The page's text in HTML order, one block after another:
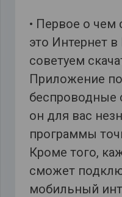
• Первое о чем
это Интернет
советуем
Приложение
беспроводные
он для вас
программы
Кроме того,
сможет
мобильный